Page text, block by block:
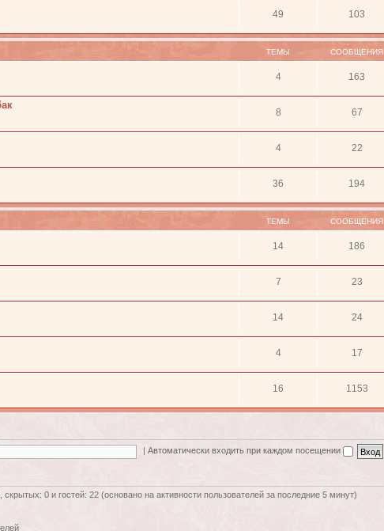
49 103
ТЕМЫ СООБЩЕНИЯ
4 163
8 67
4 22
36 194
ТЕМЫ СООБЩЕНИЯ
14 186
7 23
14 24
4 17
16 1153
Автоматически входить при каждом посещении
скрытых: 0 и гостей: 22 (основано на активности пользователей за последние 5 минут)